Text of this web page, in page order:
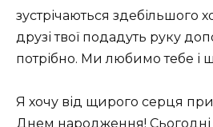
зустрічаються здебільшого
друзі твої подадуть руку
потрібно. Ми любимо тебе і
Я хочу від щирого серця
Днем народження! Сьогодні